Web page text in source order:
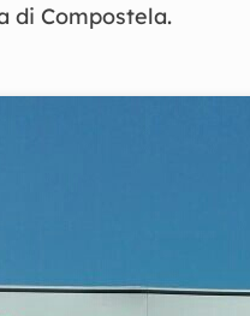
di Compostela.